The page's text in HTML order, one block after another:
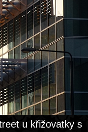
u křižovatky s